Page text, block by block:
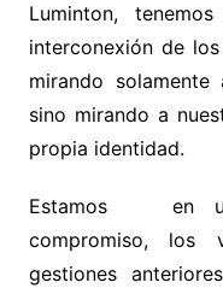
Luminton,
interconexión de
mirando
sino mirando a
propia identidad.
Estamos en
compromiso, los
gestiones